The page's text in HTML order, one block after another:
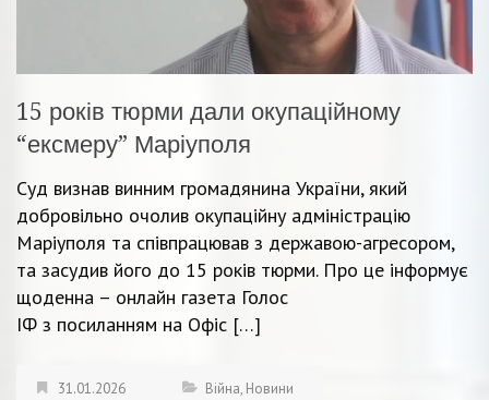
15 років тюрми дали окупаційному
“ексмеру” Маріуполя
Суд визнав винним громадянина України, який
добровільно очолив окупаційну адміністрацію
Маріуполя та співпрацював з державою-агресором,
та засудив його до 15 років тюрми. Про це інформує
щоденна – онлайн газета Голос
ІФ з посиланням на Офіс […]
31.01.2026 Війна, Новини